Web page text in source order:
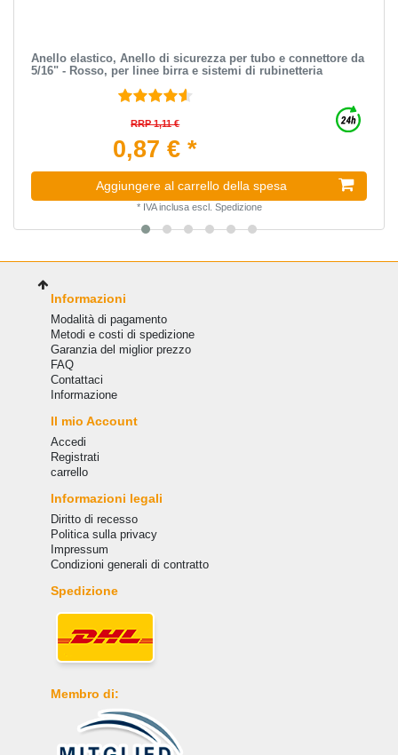
Anello elastico, Anello di sicurezza per tubo e connettore da
5/16" - Rosso, per linee birra e sistemi di rubinetteria
RRP 1,11 €
0,87 € *
Aggiungere al carrello della spesa
* IVA inclusaescl. Spedizione
Informazioni
Modalità di pagamento
Metodi e costi di spedizione
Garanzia del miglior prezzo
FAQ
Сontattaci
Informazione
Il mio Account
Accedi
Registrati
carrello
Informazioni legali
Diritto di recesso
Politica sulla privacy
Impressum
Condizioni generali di contratto
Spedizione
Membro di: